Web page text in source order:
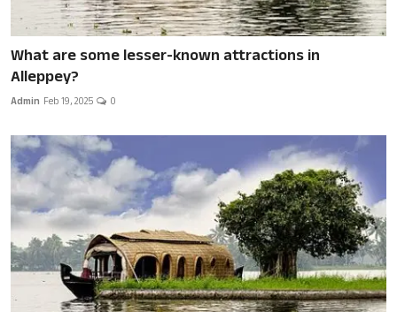
What are some lesser-known attractions in
Alleppey?
Admin Feb 19, 2025 0